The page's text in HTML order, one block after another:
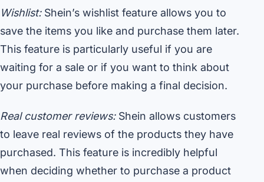
Wishlist:Shein’s wishlist feature allows you to
save the items you like and purchase them later.
This feature is particularly useful if you are
waiting for a sale or if you want to think about
your purchase before making a final decision.
Real customer reviews:Shein allows customers
to leave real reviews of the products they have
purchased. This feature is incredibly helpful
when deciding whether to purchase a product